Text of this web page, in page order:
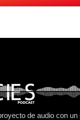
de audio con un